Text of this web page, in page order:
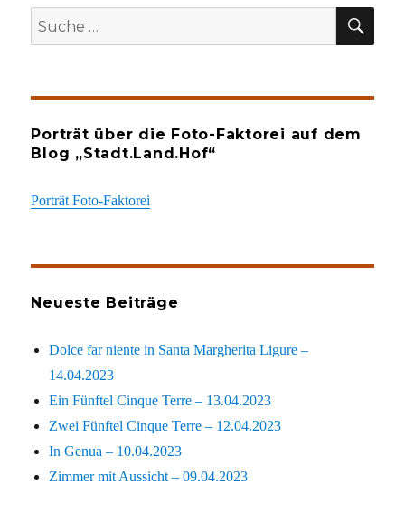
Suche
nach:
Porträt über die Foto-Faktorei auf dem
Blog „Stadt.Land.Hof“
Porträt Foto-Faktorei
Neueste Beiträge
Dolce far niente in Santa Margherita Ligure –
14.04.2023
Ein Fünftel Cinque Terre – 13.04.2023
Zwei Fünftel Cinque Terre – 12.04.2023
In Genua – 10.04.2023
Zimmer mit Aussicht – 09.04.2023